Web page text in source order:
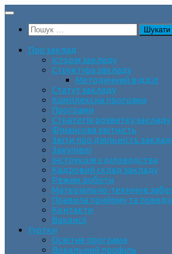
Skip
contentПошук:
Про заклад
Історія закладу
Структура закладу
Методичний відділ
Статут закладу
Комплексна програма
Програми
Стратегія розвитку закладу
Фінансова звітність
Звіти про діяльність
Закупівлі
Інструкція з діловодства
Кадровий склад закладу
Режим роботи
Матеріально-технічне
Правила прийому та
Контакти
Вакансії
Гуртки
Освітня програма
Вокальний профіль